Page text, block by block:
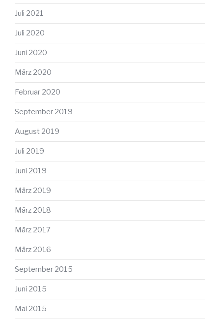
Juli 2021
Juli 2020
Juni 2020
März 2020
Februar 2020
September 2019
August 2019
Juli 2019
Juni 2019
März 2019
März 2018
März 2017
März 2016
September 2015
Juni 2015
Mai 2015